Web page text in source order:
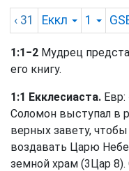
‹ 31 Еккл 1
1:1−2 Мудрец
его книгу.
1:1 Екклесиаста. Евр:
Соломон выступал в
верных завету,
воздавать Царю
земной храм (3Цар